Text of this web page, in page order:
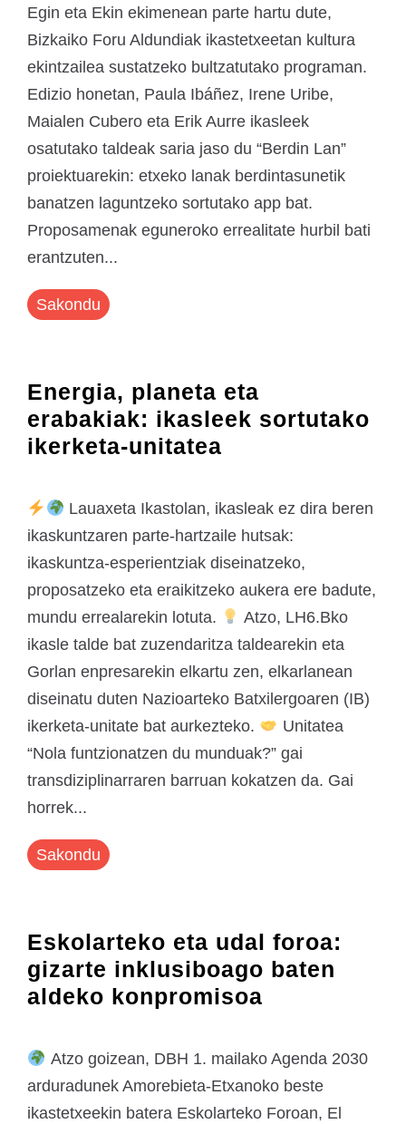
Egin eta Ekin ekimenean parte hartu dute,
Bizkaiko Foru Aldundiak ikastetxeetan kultura
ekintzailea sustatzeko bultzatutako programan.
Edizio honetan, Paula Ibáñez, Irene Uribe,
Maialen Cubero eta Erik Aurre ikasleek
osatutako taldeak saria jaso du “Berdin Lan”
proiektuarekin: etxeko lanak berdintasunetik
banatzen laguntzeko sortutako app bat.
Proposamenak eguneroko errealitate hurbil bati
erantzuten...
Sakondu
Energia, planeta eta
erabakiak: ikasleek sortutako
ikerketa-unitatea
Lauaxeta Ikastolan, ikasleak ez dira beren
ikaskuntzaren parte-hartzaile hutsak:
ikaskuntza-esperientziak diseinatzeko,
proposatzeko eta eraikitzeko aukera ere badute,
mundu errealarekin lotuta.
Atzo, LH6.Bko
ikasle talde bat zuzendaritza taldearekin eta
Gorlan enpresarekin elkartu zen, elkarlanean
diseinatu duten Nazioarteko Batxilergoaren (IB)
ikerketa-unitate bat aurkezteko.
Unitatea
“Nola funtzionatzen du munduak?” gai
transdiziplinarraren barruan kokatzen da. Gai
horrek...
Sakondu
Eskolarteko eta udal foroa:
gizarte inklusiboago baten
aldeko konpromisoa
Atzo goizean, DBH 1. mailako Agenda 2030
arduradunek Amorebieta-Etxanoko beste
ikastetxeekin batera Eskolarteko Foroan, El